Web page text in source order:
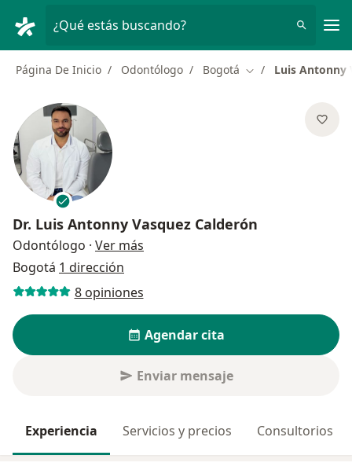
¿Qué estás buscando?
Página De Inicio Odontólogo Bogotá Cambiar de ciudad
Luis Antonny
Dr. Luis Antonny Vasquez Calderón
Odontólogo · Ver más
Bogotá 1 dirección
8 opiniones
Agendar cita
Enviar mensaje
Experiencia Servicios y precios Consultorios